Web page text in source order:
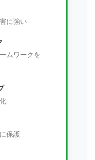
に強い
ムワークを
保護